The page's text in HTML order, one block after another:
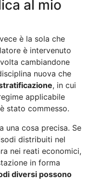
al mio
è la sola che
è intervenuto
cambiandone
nuova che
, in cui
applicabile
stato commesso.
una cosa precisa. Se
distribuiti nel
nei reati economici,
in forma
diversi possono